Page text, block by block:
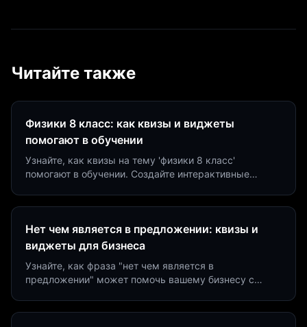
Читайте также
Физики 8 класс: как квизы и виджеты
помогают в обучении
Узнайте, как квизы на тему 'физики 8 класс'
помогают в обучении. Создайте интерактивные
Нет чем является в предложении: квизы и
виджеты для бизнеса
Узнайте, как фраза "нет чем является в
предложении" может помочь вашему бизнесу с